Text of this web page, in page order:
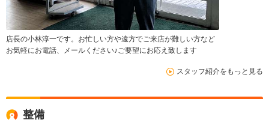
店長の小林淳一です。お忙しい方や遠方でご来店が難しい方など
お気軽にお電話、メールください♪ご要望にお応え致します
スタッフ紹介をもっと見る
整備